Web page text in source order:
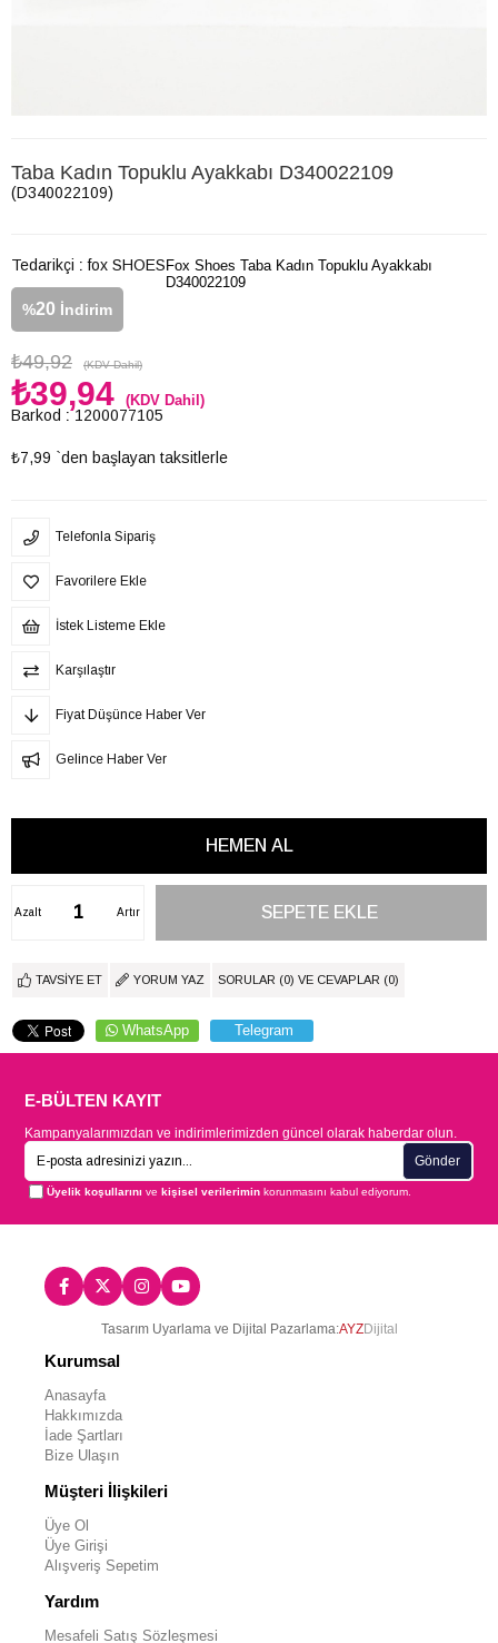
Taba Kadın Topuklu Ayakkabı D340022109
(D340022109)
Tedarikçi : fox SHOES
%20 İndirim
₺49,92 (KDV Dahil)
₺39,94 (KDV Dahil)
Barkod : 1200077105
₺7,99 `den başlayan taksitlerle
Fox Shoes Taba Kadın Topuklu Ayakkabı
D340022109
Telefonla Sipariş
Favorilere Ekle
İstek Listeme Ekle
Karşılaştır
Fiyat Düşünce Haber Ver
Gelince Haber Ver
Artır
Azalt
TAVSIYE ET YORUM YAZ SORULAR (0) VE CEVAPLAR (0)
WhatsApp Telegram
E-BÜLTEN KAYIT
Kampanyalarımızdan ve indirimlerimizden güncel olarak haberdar olun.
Gönder
Üyelik koşullarını vekişisel verilerimin korunmasını kabul ediyorum.
Tasarım Uyarlama ve Dijital Pazarlama:AYZDijital
Kurumsal
Anasayfa
Hakkımızda
İade Şartları
Bize Ulaşın
Müşteri İlişkileri
Üye Ol
Üye Girişi
Alışveriş Sepetim
Yardım
Mesafeli Satış Sözleşmesi